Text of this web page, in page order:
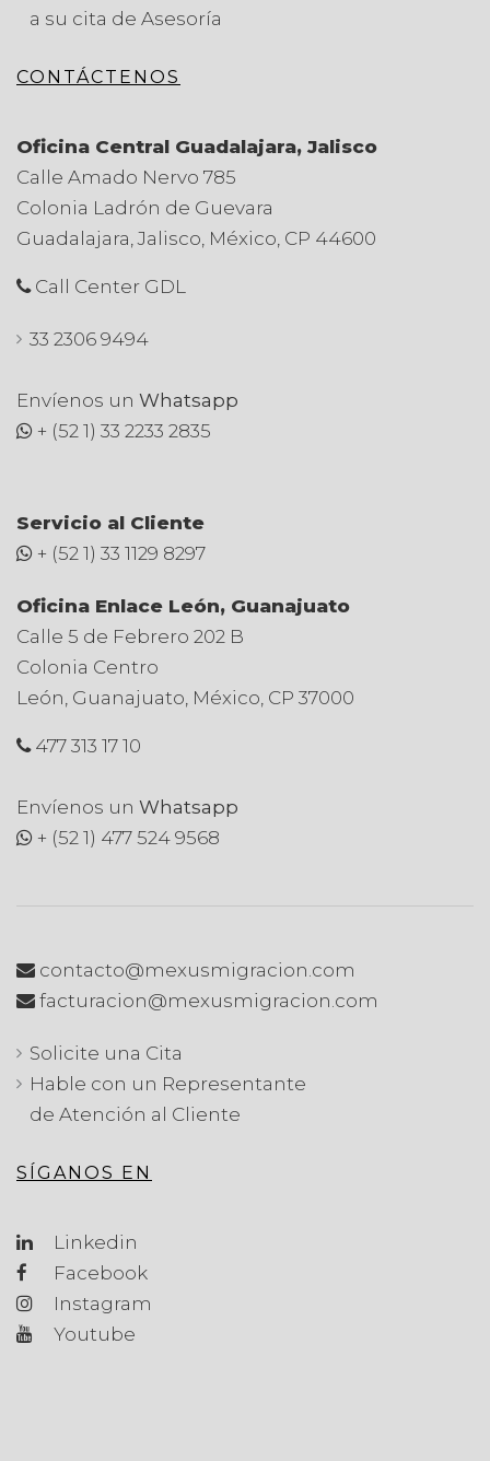
a su cita de Asesoría
CONTÁCTENOS
Oficina Central Guadalajara, Jalisco
Calle Amado Nervo 785
Colonia Ladrón de Guevara
Guadalajara, Jalisco, México, CP 44600
Call Center GDL
33 2306 9494
Envíenos un Whatsapp
+ (52 1) 33 2233 2835
Servicio al Cliente
+ (52 1) 33 1129 8297
Oficina Enlace León, Guanajuato
Calle 5 de Febrero 202 B
Colonia Centro
León, Guanajuato, México, CP 37000
477 313 17 10
Envíenos un Whatsapp
+ (52 1) 477 524 9568
contacto@mexusmigracion.com
facturacion@mexusmigracion.com
Solicite una Cita
Hable con un Representante
de Atención al Cliente
SÍGANOS EN
Linkedin
Facebook
Instagram
Youtube